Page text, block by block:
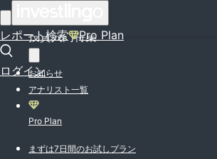
レポート検索 Pro Plan
ログイン
投資入門特集
お知らせ
アナリスト一覧
Pro Plan
まずは7日間のお試しプラン